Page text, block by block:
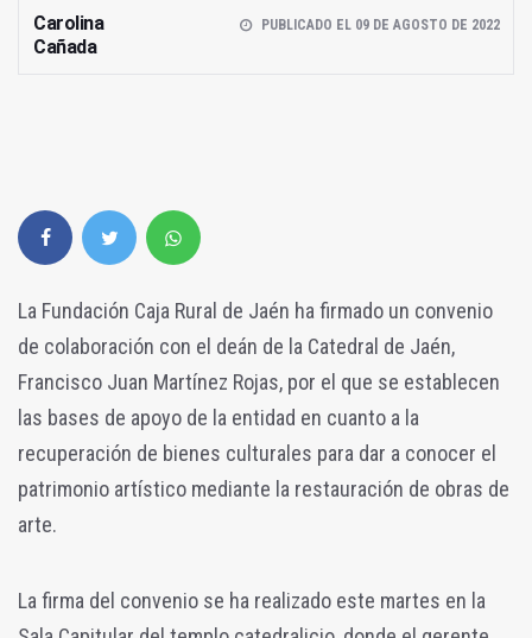
Carolina
Cañada
PUBLICADO EL 09 DE AGOSTO DE 2022
La Fundación Caja Rural de Jaén ha firmado un convenio
de colaboración con el deán de la Catedral de Jaén,
Francisco Juan Martínez Rojas, por el que se establecen
las bases de apoyo de la entidad en cuanto a la
recuperación de bienes culturales para dar a conocer el
patrimonio artístico mediante la restauración de obras de
arte.
La firma del convenio se ha realizado este martes en la